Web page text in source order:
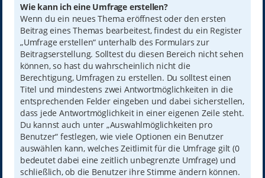
Wie kann ich eine Umfrage erstellen?
Wenn du ein neues Thema eröffnest oder den ersten
Beitrag eines Themas bearbeitest, findest du ein Register
„Umfrage erstellen“ unterhalb des Formulars zur
Beitragserstellung. Solltest du diesen Bereich nicht sehen
können, so hast du wahrscheinlich nicht die
Berechtigung, Umfragen zu erstellen. Du solltest einen
Titel und mindestens zwei Antwortmöglichkeiten in die
entsprechenden Felder eingeben und dabei sicherstellen,
dass jede Antwortmöglichkeit in einer eigenen Zeile steht.
Du kannst auch unter „Auswahlmöglichkeiten pro
Benutzer“ festlegen, wie viele Optionen ein Benutzer
auswählen kann, welches Zeitlimit für die Umfrage gilt (0
bedeutet dabei eine zeitlich unbegrenzte Umfrage) und
schließlich, ob die Benutzer ihre Stimme ändern können.